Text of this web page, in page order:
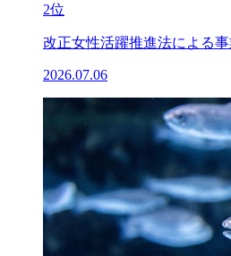
2位
改正女性活躍推進法による
2026.07.06